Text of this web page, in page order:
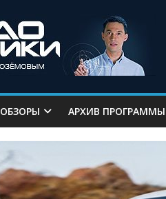
ОБЗОРЫ АРХИВ ПРОГРАММЫ